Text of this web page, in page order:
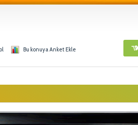
Bu konuya Anket Ekle